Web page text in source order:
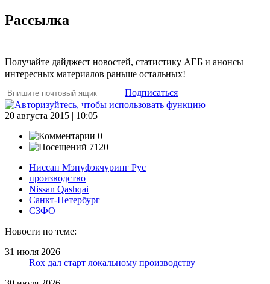
Рассылка
Получайте дайджест новостей, статистику АЕБ и анонсы
интересных материалов раньше остальных!
Подписаться
20 августа 2015 | 10:05
0
7120
Ниссан Мэнуфэкчуринг Рус
производство
Nissan Qashqai
Санкт-Петербург
СЗФО
Новости по теме:
31 июля 2026
Rox дал старт локальному производству